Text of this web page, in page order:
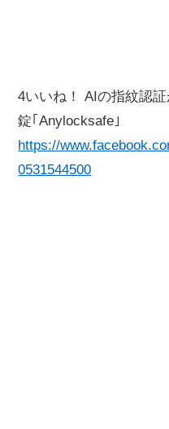
4いいね！ AIの指紋認
錠｢Anylocksafe｣
https://
0531544500